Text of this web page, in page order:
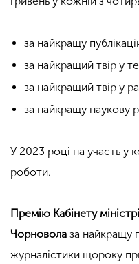
за найкращу
за найкращий твір у
за найкращий твір у
за найкращу наукову
У 2023 році на участь у
роботи.
Премію Кабінету
Чорновола за найкращу
журналістики щороку